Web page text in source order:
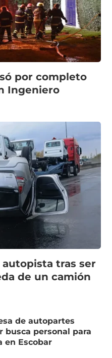
por completo
Ingeniero
tras ser
de un camión
de autopartes
busca personal para
en Escobar